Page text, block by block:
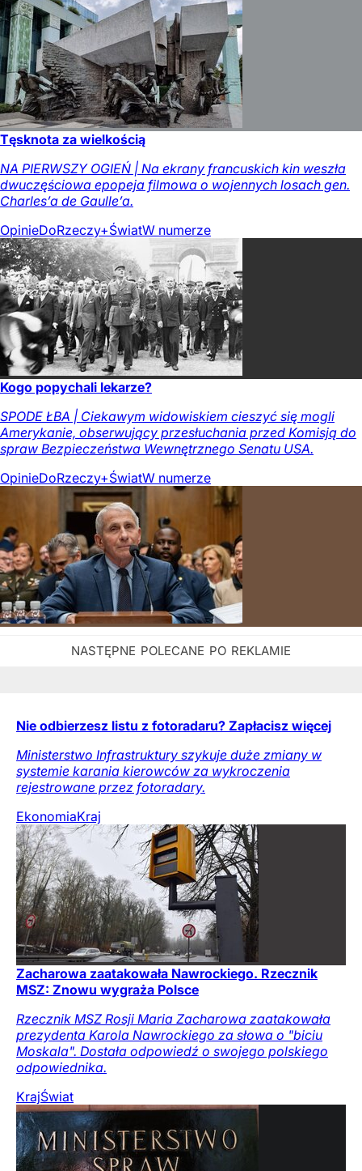
Tęsknota za wielkością
NA PIERWSZY OGIEŃ | Na ekrany francuskich kin weszła
dwuczęściowa epopeja filmowa o wojennych losach gen.
Charles’a de Gaulle’a.
OpinieDoRzeczy+ŚwiatW numerze
Kogo popychali lekarze?
SPODE ŁBA | Ciekawym widowiskiem cieszyć się mogli
Amerykanie, obserwujący przesłuchania przed Komisją do
spraw Bezpieczeństwa Wewnętrznego Senatu USA.
OpinieDoRzeczy+ŚwiatW numerze
Nie odbierzesz listu z fotoradaru? Zapłacisz więcej
Ministerstwo Infrastruktury szykuje duże zmiany w
systemie karania kierowców za wykroczenia
rejestrowane przez fotoradary.
EkonomiaKraj
Zacharowa zaatakowała Nawrockiego. Rzecznik
MSZ: Znowu wygraża Polsce
Rzecznik MSZ Rosji Maria Zacharowa zaatakowała
prezydenta Karola Nawrockiego za słowa o "biciu
Moskala". Dostała odpowiedź o swojego polskiego
odpowiednika.
KrajŚwiat